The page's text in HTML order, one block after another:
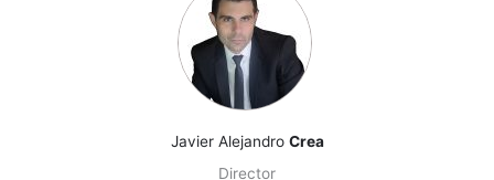
Javier Alejandro Crea
Director